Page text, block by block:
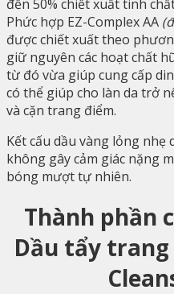
đến 50% chiết xuất tinh
Phức hợp EZ-Complex AA
được chiết xuất theo
giữ nguyên các hoạt chất
từ đó vừa giúp cung cấp
có thể giúp cho làn da trở
và cặn trang điểm.
Kết cấu dầu vàng lỏng nhẹ
không gây cảm giác nặng
bóng mượt tự nhiên.
Thành phần
Dầu tẩy trang